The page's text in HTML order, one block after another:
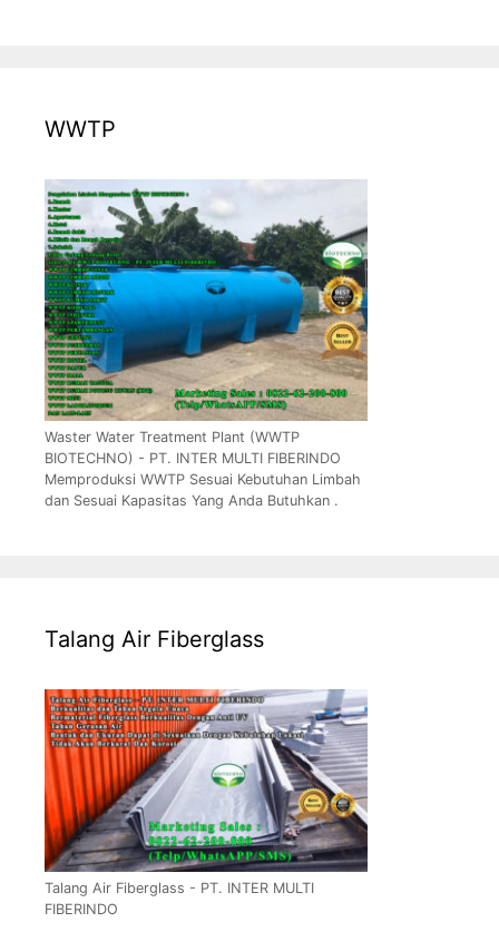
WWTP
Waster Water Treatment Plant (WWTP
BIOTECHNO) - PT. INTER MULTI FIBERINDO
Memproduksi WWTP Sesuai Kebutuhan Limbah
dan Sesuai Kapasitas Yang Anda Butuhkan .
Talang Air Fiberglass
Talang Air Fiberglass - PT. INTER MULTI
FIBERINDO